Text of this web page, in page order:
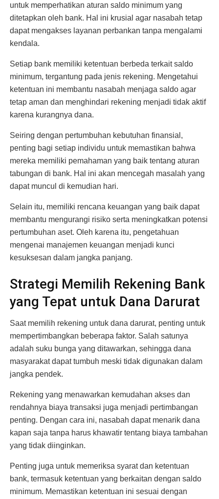
untuk memperhatikan aturan saldo minimum yang
ditetapkan oleh bank. Hal ini krusial agar nasabah tetap
dapat mengakses layanan perbankan tanpa mengalami
kendala.
Setiap bank memiliki ketentuan berbeda terkait saldo
minimum, tergantung pada jenis rekening. Mengetahui
ketentuan ini membantu nasabah menjaga saldo agar
tetap aman dan menghindari rekening menjadi tidak aktif
karena kurangnya dana.
Seiring dengan pertumbuhan kebutuhan finansial,
penting bagi setiap individu untuk memastikan bahwa
mereka memiliki pemahaman yang baik tentang aturan
tabungan di bank. Hal ini akan mencegah masalah yang
dapat muncul di kemudian hari.
Selain itu, memiliki rencana keuangan yang baik dapat
membantu mengurangi risiko serta meningkatkan potensi
pertumbuhan aset. Oleh karena itu, pengetahuan
mengenai manajemen keuangan menjadi kunci
kesuksesan dalam jangka panjang.
Strategi Memilih Rekening Bank
yang Tepat untuk Dana Darurat
Saat memilih rekening untuk dana darurat, penting untuk
mempertimbangkan beberapa faktor. Salah satunya
adalah suku bunga yang ditawarkan, sehingga dana
masyarakat dapat tumbuh meski tidak digunakan dalam
jangka pendek.
Rekening yang menawarkan kemudahan akses dan
rendahnya biaya transaksi juga menjadi pertimbangan
penting. Dengan cara ini, nasabah dapat menarik dana
kapan saja tanpa harus khawatir tentang biaya tambahan
yang tidak diinginkan.
Penting juga untuk memeriksa syarat dan ketentuan
bank, termasuk ketentuan yang berkaitan dengan saldo
minimum. Memastikan ketentuan ini sesuai dengan